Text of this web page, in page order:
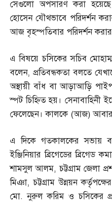
সেগুলো অপসারণ করা
হোসেন যৌথভাবে পরিদর্শন করার
আজ বৃহস্পতিবার পরিদর্শন
এ বিষয়ে চসিকের সচিব
বলেন, প্রতিবন্ধকতা বলতে
অস্থায়ী বাঁধ বা আড়াআড়ি
স্পট চিহ্নিত হয়। সেনাবাহিনী
ফেলেছেন। কালকে (আজ)
এ দিকে গতকালকের সভায়
ইঞ্জিনিয়ার ব্রিগেডের ব্রিগেড
শামসুল আলম,চট্টগ্রাম জেলা
মিঞা,চট্টগ্রাম উন্নয়ন কর্তৃপক্ষের
মো.নুরুল করিম ও চসিকের